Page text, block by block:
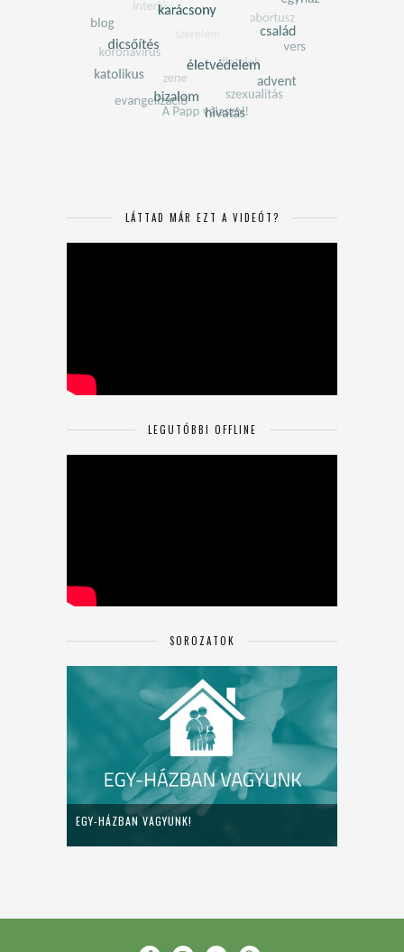
LÁTTAD MÁR EZT A VIDEÓT?
LEGUTÓBBI OFFLINE
SOROZATOK
EGY-HÁZBAN VAGYUNK!